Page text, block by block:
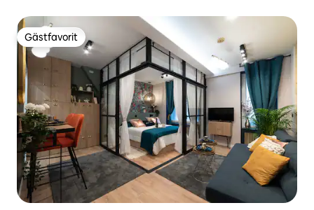
Gästfavorit
Gästfavorit